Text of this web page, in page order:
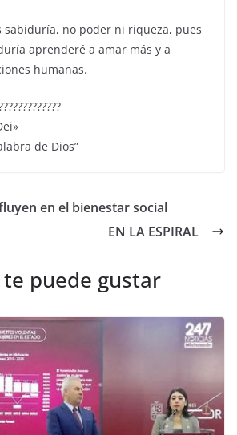
sabiduría, no poder ni riqueza, pues
aprenderé a amar más y a
humanas.
de Dios”
en el bienestar social
EN LA ESPIRAL
puede gustar